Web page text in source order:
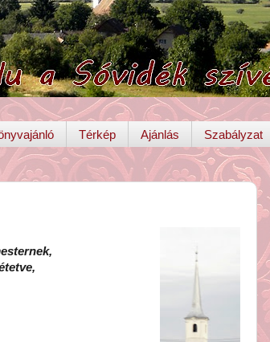
Térkép Ajánlás Szabályzat